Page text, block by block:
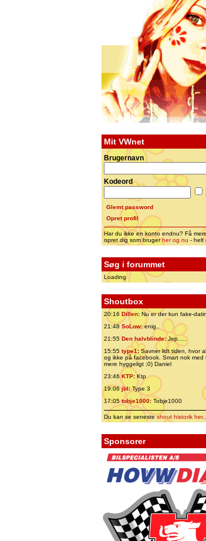
Mit VWnet
Brugernavn
Kodeord
Glemt password
Opret profil
Har du ikke en konto endnu? Få
opret dig som brugerher og nu - helt
Søg i forummet
Loading
Shoutbox
20:16 Dillen: Nu er der kun fake-
21:48 SoLow:enig..
21:55 Den halvblinde:Jep.....
15:55 type1:Savner lidt tiden, hvor
og ikke på facebook. Smart nok med
mere hyggeligt ;0) Daniel
23:46 KTP:Ktp
19:06jbl:Type 3
17:05tobje1000: Tobje1000
Du kan se senesteshout historik her...
Sponsorer